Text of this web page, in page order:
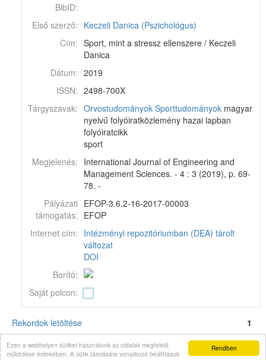
Rendben
Ezen a webhelyen sütiket használunk az oldalak megfelelő
működése érdekében. A sütik tárolására vonatkozó beállítások
BibID:
Első szerző: Keczeli Danica (Pszichológus)
Cím: Sport, mint a stressz ellenszere / Keczeli
Danica
Dátum: 2019
ISSN: 2498-700X
Tárgyszavak: Orvostudományok Sporttudományok magyar
nyelvű folyóiratközlemény hazai lapban
folyóiratcikk
sport
Megjelenés: International Journal of Engineering and
Management Sciences. - 4 : 3 (2019), p. 69-
78. -
Pályázati
támogatás:
EFOP-3.6.2-16-2017-00003
EFOP
Internet cím: Intézményi repozitóriumban (DEA) tárolt
változat
DOI
Borító:
Saját polcon:
Rekordok letöltése 1
Monguz kft.Minden jog
fenntartva.